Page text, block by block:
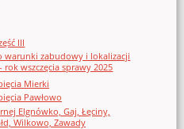
III
warunki zabudowy i lokalizacji
wszczęcia sprawy 2025
Mierki
Pawłowo
Elgnówko, Gaj, Łęciny,
Wilkowo, Zawady